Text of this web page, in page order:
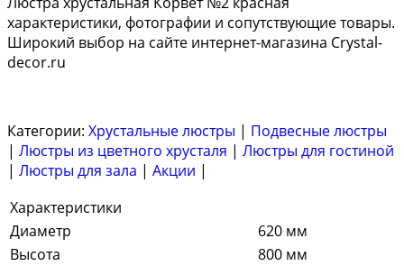
характеристики, фотографии и сопутствующие товары.
Широкий выбор на сайте интернет-магазина Crystal-
decor.ru
Категории: Хрустальные люстры | Подвесные люстры
| Люстры из цветного хрусталя | Люстры для гостиной
| Люстры для зала | Акции |
Характеристики
Диаметр
620 мм
Высота
800 мм